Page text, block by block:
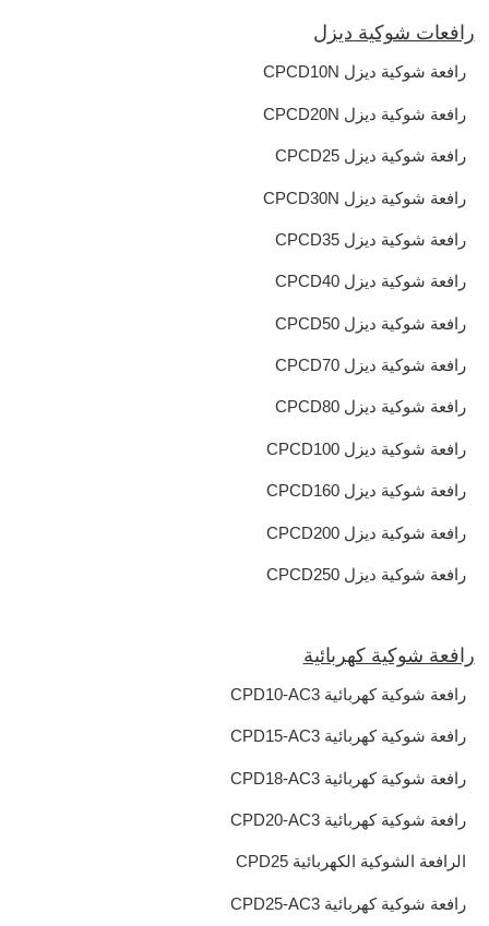
رافعات شوكية ديزل
رافعة شوكية ديزل CPCD10N
رافعة شوكية ديزل CPCD20N
رافعة شوكية ديزل CPCD25
رافعة شوكية ديزل CPCD30N
رافعة شوكية ديزل CPCD35
رافعة شوكية ديزل CPCD40
رافعة شوكية ديزل CPCD50
رافعة شوكية ديزل CPCD70
رافعة شوكية ديزل CPCD80
رافعة شوكية ديزل CPCD100
رافعة شوكية ديزل CPCD160
رافعة شوكية ديزل CPCD200
رافعة شوكية ديزل CPCD250
رافعة شوكية كهربائية
رافعة شوكية كهربائية CPD10-AC3
رافعة شوكية كهربائية CPD15-AC3
رافعة شوكية كهربائية CPD18-AC3
رافعة شوكية كهربائية CPD20-AC3
الرافعة الشوكية الكهربائية CPD25
رافعة شوكية كهربائية CPD25-AC3